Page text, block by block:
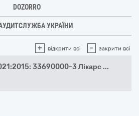
DOZORRO
УКРАЇНИ
+ відкрити всі - закрити всі
33690000-3 Лікарс ...